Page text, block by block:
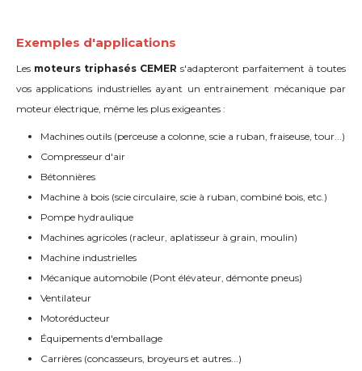
Exemples d'applications
Les moteurs triphasés CEMER s'adapteront parfaitement à toutes
vos applications industrielles ayant un entrainement mécanique par
moteur électrique, même les plus exigeantes :
Machines outils (perceuse a colonne, scie a ruban, fraiseuse, tour...)
Compresseur d'air
Bétonnières
Machine à bois (scie circulaire, scie à ruban, combiné bois, etc.)
Pompe hydraulique
Machines agricoles (racleur, aplatisseur à grain, moulin)
Machine industrielles
Mécanique automobile (Pont élévateur, démonte pneus)
Ventilateur
Motoréducteur
Équipements d'emballage
Carrières (concasseurs, broyeurs et autres...)